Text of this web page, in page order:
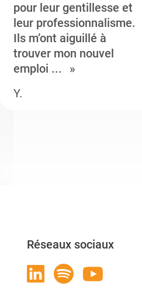
pour leur gentillesse et
leur professionnalisme.
Ils m’ont aiguillé à
trouver mon nouvel
emploi ...
Y.
Réseaux sociaux